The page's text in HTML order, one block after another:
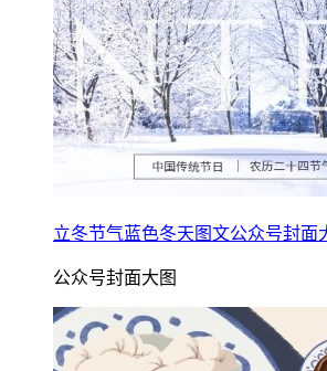
立冬节气蓝色冬天图文公众号封面
公众号封面大图